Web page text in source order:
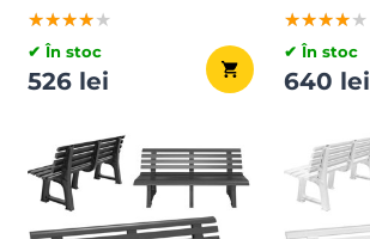
★★★★★
★★★★★
★★★★★
✔ În stoc
526 lei
multicolor
★★★★★
★★★★★
★★★★★
✔ În stoc
640 lei